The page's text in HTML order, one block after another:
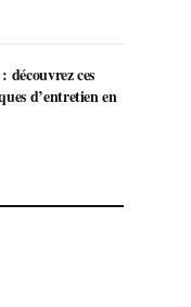
découvrez ces
d’entretien en